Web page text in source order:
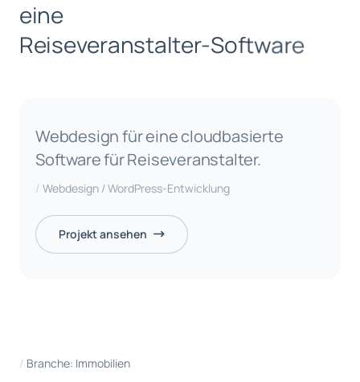
eine
Reiseveranstalter-Software
Webdesign für eine cloudbasierte
Software für Reiseveranstalter.
Webdesign / WordPress-Entwicklung
Projekt ansehen
Branche: Immobilien